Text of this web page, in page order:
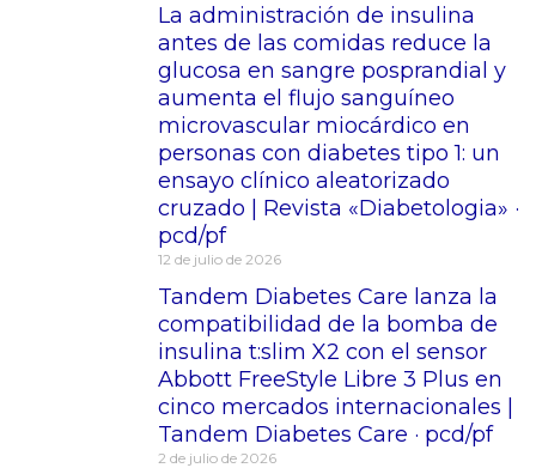
La administración de insulina
antes de las comidas reduce la
glucosa en sangre posprandial y
aumenta el flujo sanguíneo
microvascular miocárdico en
personas con diabetes tipo 1: un
ensayo clínico aleatorizado
cruzado | Revista «Diabetologia» ·
pcd/pf
12 de julio de 2026
Tandem Diabetes Care lanza la
compatibilidad de la bomba de
insulina t:slim X2 con el sensor
Abbott FreeStyle Libre 3 Plus en
cinco mercados internacionales |
Tandem Diabetes Care · pcd/pf
2 de julio de 2026